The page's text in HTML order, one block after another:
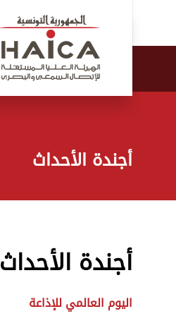
أجندة الأحداث
أجندة الأحداث
اليوم العالمي للإذاعة